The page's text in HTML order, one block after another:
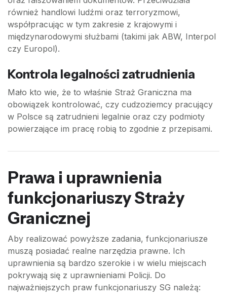
również handlowi ludźmi oraz terroryzmowi,
współpracując w tym zakresie z krajowymi i
międzynarodowymi służbami (takimi jak ABW, Interpol
czy Europol).
Kontrola legalności zatrudnienia
Mało kto wie, że to właśnie Straż Graniczna ma
obowiązek kontrolować, czy cudzoziemcy pracujący
w Polsce są zatrudnieni legalnie oraz czy podmioty
powierzające im pracę robią to zgodnie z przepisami.
Prawa i uprawnienia
funkcjonariuszy Straży
Granicznej
Aby realizować powyższe zadania, funkcjonariusze
muszą posiadać realne narzędzia prawne. Ich
uprawnienia są bardzo szerokie i w wielu miejscach
pokrywają się z uprawnieniami Policji. Do
najważniejszych praw funkcjonariuszy SG należą: